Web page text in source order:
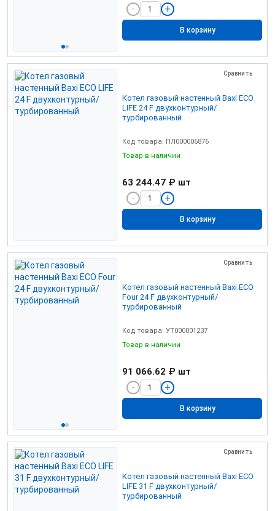
В корзину
Сравнить
Котел газовый настенный Baxi ECO
LIFE 24 F двухконтурный/
турбированный
Код товара: ПЛ000006876
Товар в наличии
63 244.47 ₽ шт
В корзину
Сравнить
Котел газовый настенный Baxi ЕСО
Four 24 F двухконтурный/
турбированный
Код товара: УТ000001237
Товар в наличии
91 066.62 ₽ шт
В корзину
Сравнить
Котел газовый настенный Baxi ECO
LIFE 31 F двухконтурный/
турбированный